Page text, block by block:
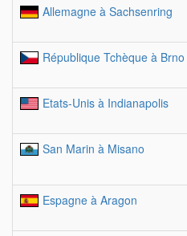
Allemagne à Sachsenring
République Tchèque à Brno
Etats-Unis à Indianapolis
San Marin à Misano
Espagne à Aragon